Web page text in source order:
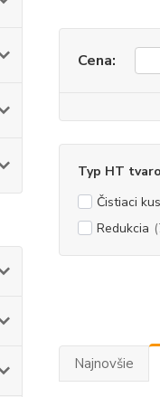
Cena:
Typ HT
Čistiaci kus
Redukcia
Najnovšie